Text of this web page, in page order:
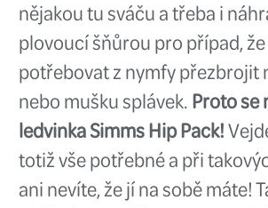
horní části našitou
oblečení se vám
Na boku je navíc
můžete schovat
nebo vesty.